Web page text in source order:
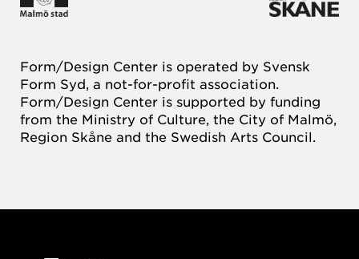
Form/Design Center is operated by Svensk
Form Syd, a not-for-profit association.
Form/Design Center is supported by funding
from the Ministry of Culture, the City of Malmö,
Region Skåne and the Swedish Arts Council.